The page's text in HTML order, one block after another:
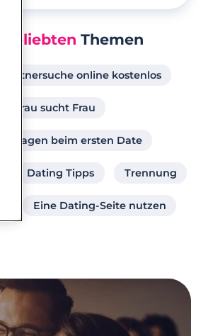
Beliebten Themen
Partnersuche online kostenlos
Frau sucht Frau
Fragen beim ersten Date
Dating Tipps Trennung
Eine Dating-Seite nutzen